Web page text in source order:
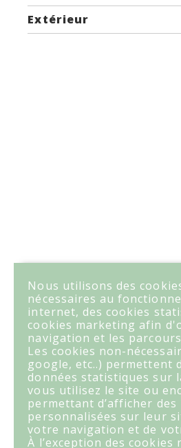
Extérieur
Nous utilisons des
nécessaires au
internet, des cookies
cookies marketing afin
navigation et les
Les cookies non-
google, etc..) permettent
données statistiques sur
vous utilisez le site ou
permettant d’afficher
personnalisées sur leur
votre navigation et de
À l’exception des cookies